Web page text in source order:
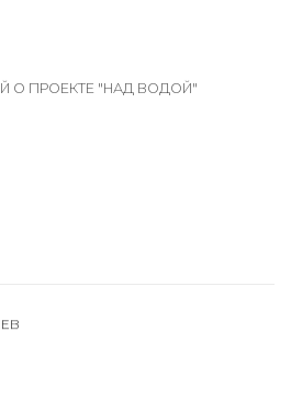
О ПРОЕКТЕ "НАД ВОДОЙ"